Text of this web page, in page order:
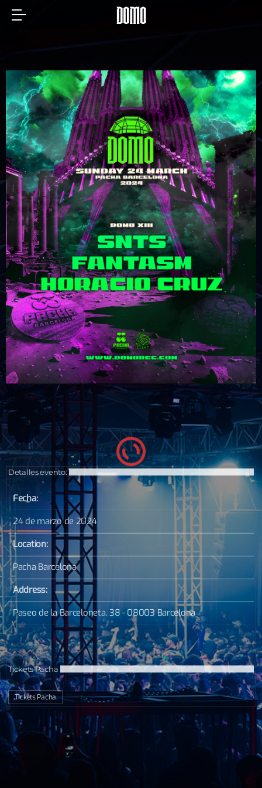
Detalles evento:
Fecha:
24 de marzo de 2024
Location:
Pacha Barcelona
Address:
Paseo de la Barceloneta, 38 - 08003 Barcelona
Tickets Pacha
.Tickets Pacha.